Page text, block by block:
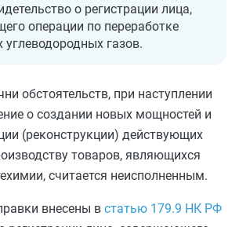
о регистрации лица,
операции по переработке
газов.
обстоятельств, при наступлении
о создании новых мощностей и
(реконструкции) действующих
товаров, являющихся
считается неисполненным.
внесены в статью 179.9 НК РФ